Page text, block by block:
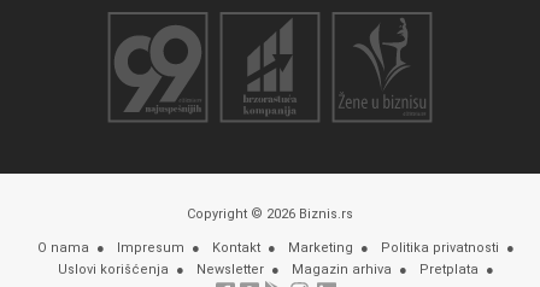
Copyright © 2026 Biznis.rs
O nama Impresum Kontakt Marketing
Politika privatnosti
Uslovi korišćenja
Newsletter Magazin arhiva Pretplata